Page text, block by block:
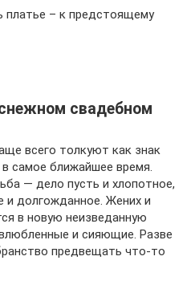
платье – к предстоящему
свадебном
всего толкуют как знак
самое ближайшее время.
— дело пусть и хлопотное,
и долгожданное. Жених и
в новую неизведанную
и сияющие. Разве
предвещать что-то